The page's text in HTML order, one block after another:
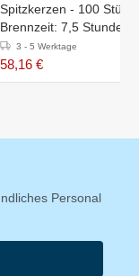
Spitzkerzen - 100 Stück
Brennzeit: 7,5 Stunden -
Erhältlich in 2 Farben
3 - 5 Werktage
58,16 €
Personal